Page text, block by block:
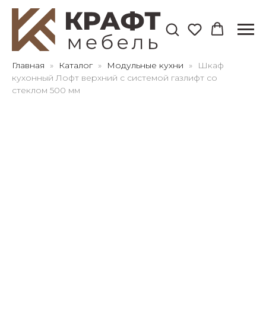
Главная Каталог Модульные кухни
Шкаф
кухонный Лофт верхний с системой газлифт со
стеклом 500 мм
Разбейте